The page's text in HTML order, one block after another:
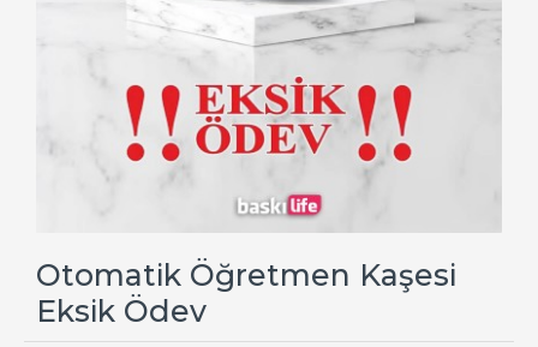
Otomatik Öğretmen Kaşesi
Eksik Ödev